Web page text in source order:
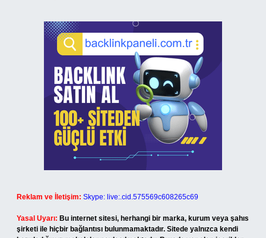
Reklam ve İletişim: Skype: live:.cid.575569c608265c69
Yasal Uyarı: Bu internet sitesi, herhangi bir marka, kurum veya şahıs
şirketi ile hiçbir bağlantısı bulunmamaktadır. Sitede yalnızca kendi